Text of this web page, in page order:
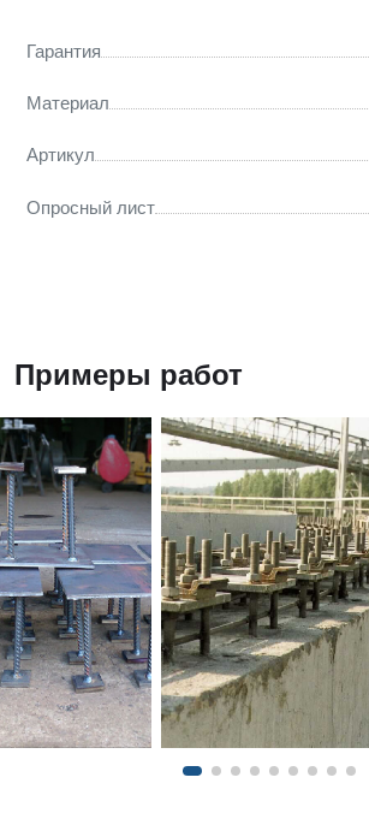
Гарантия
Материал
Артикул
Опросный лист
Примеры работ